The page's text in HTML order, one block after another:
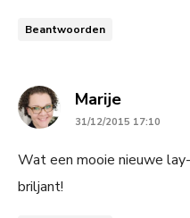
Beantwoorden
Marijesays:
31/12/2015 17:10
Wat een mooie nieuwe
briljant!